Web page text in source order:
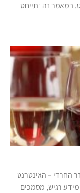
במאמר זה נתייחס
החרדי – האינטרנט
רגיש, מסמכים